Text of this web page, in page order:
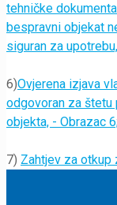
tehničke
bespravni objekat
siguran za
6)Ovjerena izjava
odgovoran za štetu
objekta, - Obrazac
7) Zahtjev za otkup